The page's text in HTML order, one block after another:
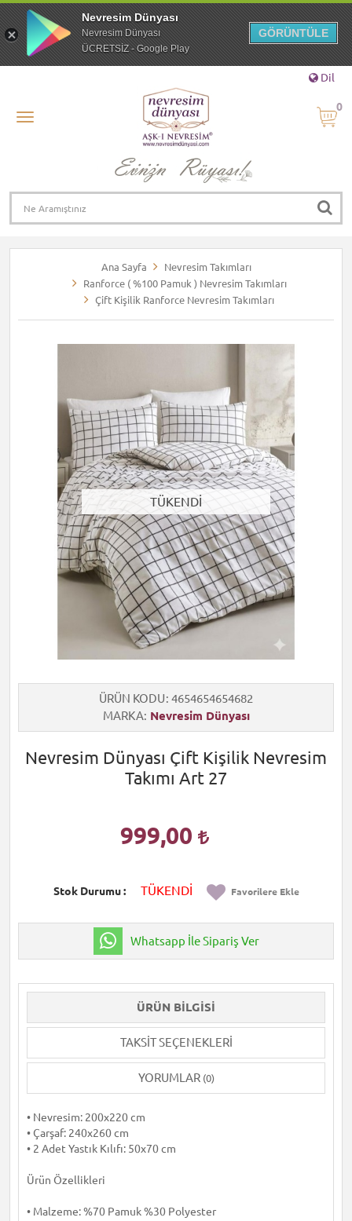
Dil
0
Ana Sayfa
Nevresim Takımları
Ranforce ( %100 Pamuk ) Nevresim Takımları
Çift Kişilik Ranforce Nevresim Takımları
TÜKENDİ
ÜRÜN KODU 4654654654682
MARKA Nevresim Dünyası
Nevresim Dünyası Çift Kişilik Nevresim
Takımı Art 27
999,00
Stok Durumu TÜKENDİ Favorilere Ekle
Whatsapp İle Sipariş Ver
ÜRÜN BILGISI
TAKSIT SEÇENEKLERI
YORUMLAR (0)
• Nevresim: 200x220 cm
• Çarşaf: 240x260 cm
• 2 Adet Yastık Kılıfı: 50x70 cm
Ürün Özellikleri
• Malzeme: %70 Pamuk %30 Polyester
Nevresim Dünyası
Nevresim Dünyası
ÜCRETSİZ - Google Play
GÖRÜNTÜLE